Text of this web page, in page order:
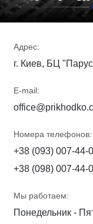
Адрес:
г. Киев, БЦ
E-mail:
Номера телефонов:
+38 (093) 007-44-
+38 (098) 007-44-
Мы работаем:
Понедельник -